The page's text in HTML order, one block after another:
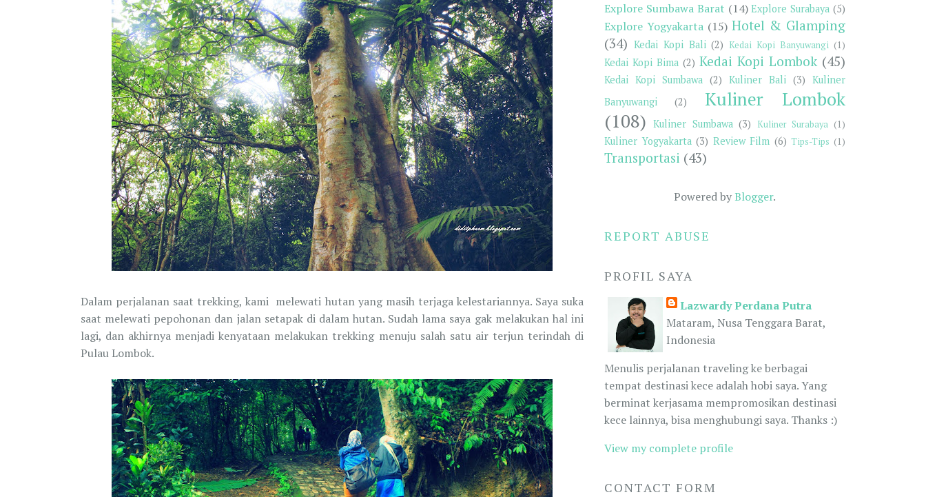
Dalam perjalanan saat trekking, kami melewati hutan yang masih terjaga kelestariannya. Saya suka
saat melewati pepohonan dan jalan setapak di dalam hutan. Sudah lama saya gak melakukan hal ini
lagi, dan akhirnya menjadi kenyataan melakukan trekking menuju salah satu air terjun terindah di
Pulau Lombok.
Explore Sumbawa Barat (14) Explore Surabaya (5)
Explore Yogyakarta (15) Hotel & Glamping
(34) Kedai Kopi Bali (2) Kedai Kopi Banyuwangi (1)
Kedai Kopi Bima (2) Kedai Kopi Lombok (45)
Kedai Kopi Sumbawa (2) Kuliner Bali (3) Kuliner
Banyuwangi
(2)
Kuliner Lombok
(108)
Kuliner Sumbawa (3) Kuliner Surabaya (1)
Kuliner Yogyakarta (3) Review Film (6) Tips-Tips (1)
Transportasi (43)
Powered byBlogger.
REPORT ABUSE
PROFIL SAYA
Lazwardy Perdana Putra
Mataram, Nusa Tenggara Barat,
Indonesia
Menulis perjalanan traveling ke berbagai
tempat destinasi kece adalah hobi saya. Yang
berminat kerjasama mempromosikan destinasi
kece lainnya, bisa menghubungi saya. Thanks :)
View my complete profile
CONTACT FORM